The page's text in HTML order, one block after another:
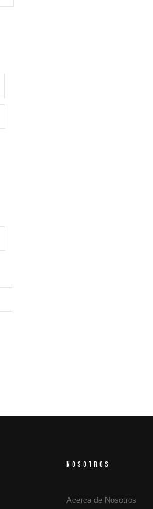
NOSOTROS
Acerca de Nosotros